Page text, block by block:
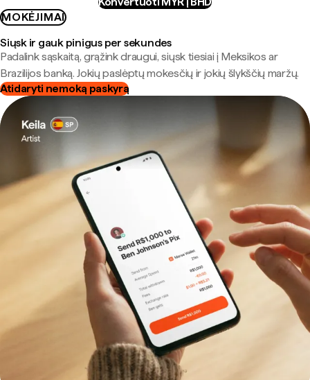
MOKĖJIMAI
Siųsk ir gauk pinigus per sekundes
Padalink sąskaitą, grąžink draugui, siųsk tiesiai į Meksikos ar
Brazilijos banką. Jokių paslėptų mokesčių ir jokių šlykščių maržų.
Atidaryti nemoką paskyrą